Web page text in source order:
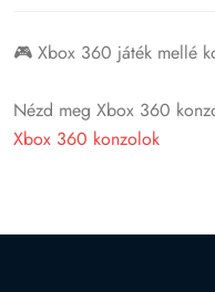
🎮 Xbox 360 játék mellé
Nézd meg Xbox 360
Xbox 360 konzolok